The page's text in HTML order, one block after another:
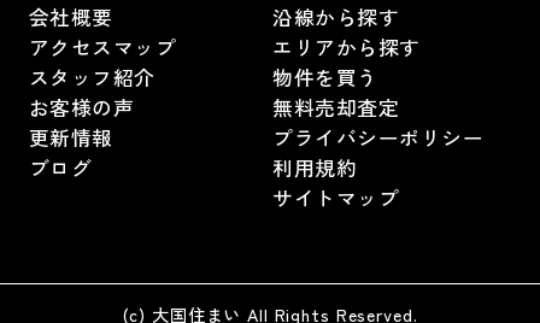
会社概要
アクセスマップ
スタッフ紹介
お客様の声
更新情報
ブログ
沿線から探す
エリアから探す
物件を買う
無料売却査定
プライバシーポリシー
利用規約
サイトマップ
(c) 大国住まい All Rights Reserved.